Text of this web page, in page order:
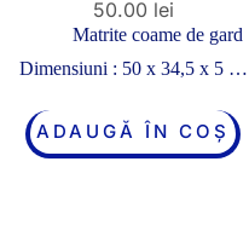
50.00 lei
Matrite coame de gard
Dimensiuni : 50 x 34,5 x 5 …
ADAUGĂ ÎN COȘ